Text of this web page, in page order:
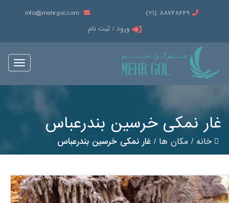
88768669 (21)
info@mehrgol.com
ورود / ثبت نام
Toggle
غار نمکی خرسین بندرعباس
خانه/ مکان ها/ غار نمکی خرسین بندرعباس